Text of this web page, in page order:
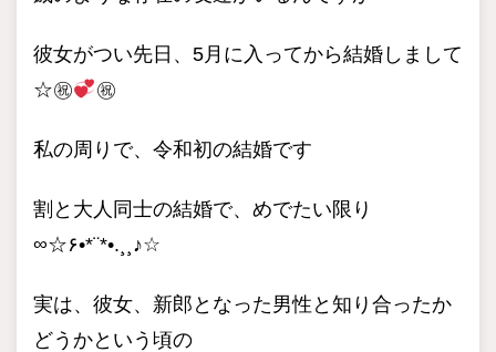
彼女がつい先日、5月に入ってから結婚しまして
☆㊗
㊗
私の周りで、令和初の結婚です
割と大人同士の結婚で、めでたい限り
∞☆۶•*¨*•.¸¸♪☆
実は、彼女、新郎となった男性と知り合ったか
どうかという頃の